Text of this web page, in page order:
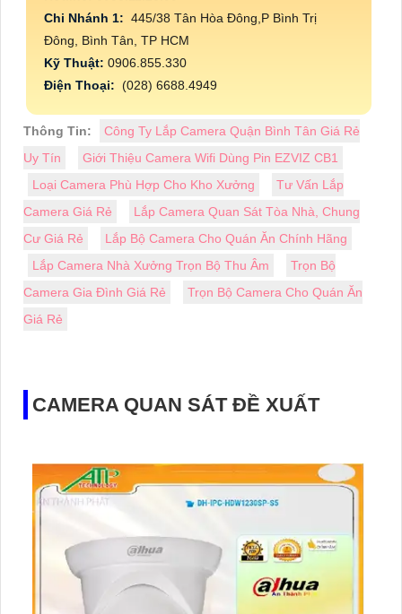
Chi Nhánh 1: 445/38 Tân Hòa Đông,P Bình Trị
Đông, Bình Tân, TP HCM
Kỹ Thuật: 0906.855.330
Điện Thoại: (028) 6688.4949
Thông Tin:
Công Ty Lắp Camera Quận Bình Tân Giá Rẻ
Uy Tín
Giới Thiệu Camera Wifi Dùng Pin EZVIZ CB1
Loại Camera Phù Hợp Cho Kho Xưởng
Tư Vấn Lắp
Camera Giá Rẻ
Lắp Camera Quan Sát Tòa Nhà, Chung
Cư Giá Rẻ
Lắp Bộ Camera Cho Quán Ăn Chính Hãng
Lắp Camera Nhà Xưởng Trọn Bộ Thu Âm
Trọn Bộ
Camera Gia Đình Giá Rẻ
Trọn Bộ Camera Cho Quán Ăn
Giá Rẻ
CAMERA QUAN SÁT ĐỀ XUẤT